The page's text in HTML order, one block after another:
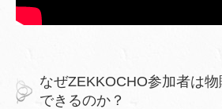
なぜZEKKOCHO参加者は
できるのか？